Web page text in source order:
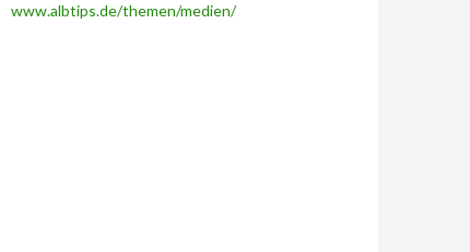
www.albtips.de/themen/medien/